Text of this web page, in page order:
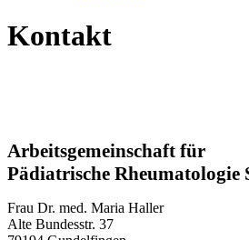
Kontakt
Arbeitsgemeinschaft für
Pädiatrische Rheumatologie
Frau Dr. med. Maria Haller
Alte Bundesstr. 37